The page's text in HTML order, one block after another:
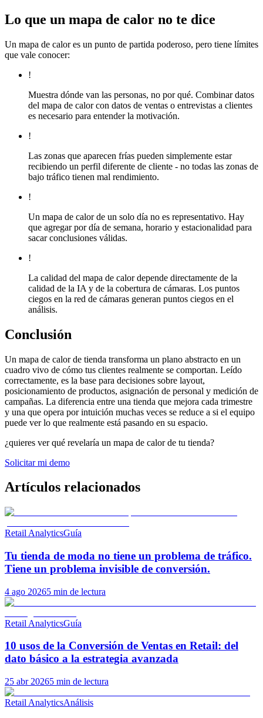
Lo que un mapa de calor no te dice
Un mapa de calor es un punto de partida poderoso, pero tiene límites
que vale conocer:
!
Muestra dónde van las personas, no por qué. Combinar datos
del mapa de calor con datos de ventas o entrevistas a clientes
es necesario para entender la motivación.
!
Las zonas que aparecen frías pueden simplemente estar
recibiendo un perfil diferente de cliente - no todas las zonas de
bajo tráfico tienen mal rendimiento.
!
Un mapa de calor de un solo día no es representativo. Hay
que agregar por día de semana, horario y estacionalidad para
sacar conclusiones válidas.
!
La calidad del mapa de calor depende directamente de la
calidad de la IA y de la cobertura de cámaras. Los puntos
ciegos en la red de cámaras generan puntos ciegos en el
análisis.
Conclusión
Un mapa de calor de tienda transforma un plano abstracto en un
cuadro vivo de cómo tus clientes realmente se comportan. Leído
correctamente, es la base para decisiones sobre layout,
posicionamiento de productos, asignación de personal y medición de
campañas. La diferencia entre una tienda que mejora cada trimestre
y una que opera por intuición muchas veces se reduce a si el equipo
puede ver lo que realmente está pasando en su espacio.
¿quieres ver qué revelaría un mapa de calor de tu tienda?
Solicitar mi demo
Artículos relacionados
Retail AnalyticsGuía
Tu tienda de moda no tiene un problema de tráfico.
Tiene un problema invisible de conversión.
4 ago 20265 min de lectura
Retail AnalyticsGuía
10 usos de la Conversión de Ventas en Retail: del
dato básico a la estrategia avanzada
25 abr 20265 min de lectura
Retail AnalyticsAnálisis